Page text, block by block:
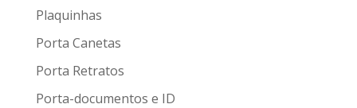
Plaquinhas
Porta Canetas
Porta Retratos
Porta-documentos e ID